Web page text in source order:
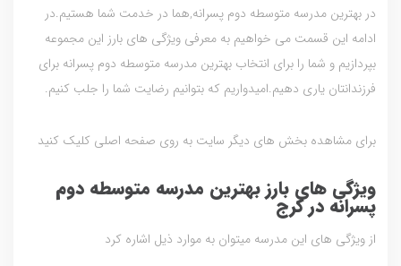
در بهترین مدرسه متوسطه دوم پسرانه,هما در خدمت شما هستیم.در
ادامه این قسمت می خواهیم به معرفی ویژگی های بارز این مجموعه
بپردازیم و شما را برای انتخاب بهترین مدرسه متوسطه دوم پسرانه برای
فرزندانتان یاری دهیم.امیدواریم که بتوانیم رضایت شما را جلب کنیم.
برای مشاهده بخش های دیگر سایت به روی صفحه اصلی کلیک کنید
ویژگی های بارز بهترین مدرسه متوسطه دوم
پسرانه در کرج
از ویژگی های این مدرسه میتوان به موارد ذیل اشاره کرد